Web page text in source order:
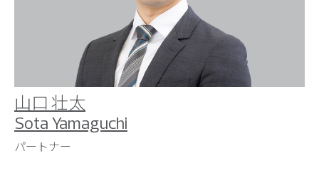
山口 壮太
Sota Yamaguchi
パートナー